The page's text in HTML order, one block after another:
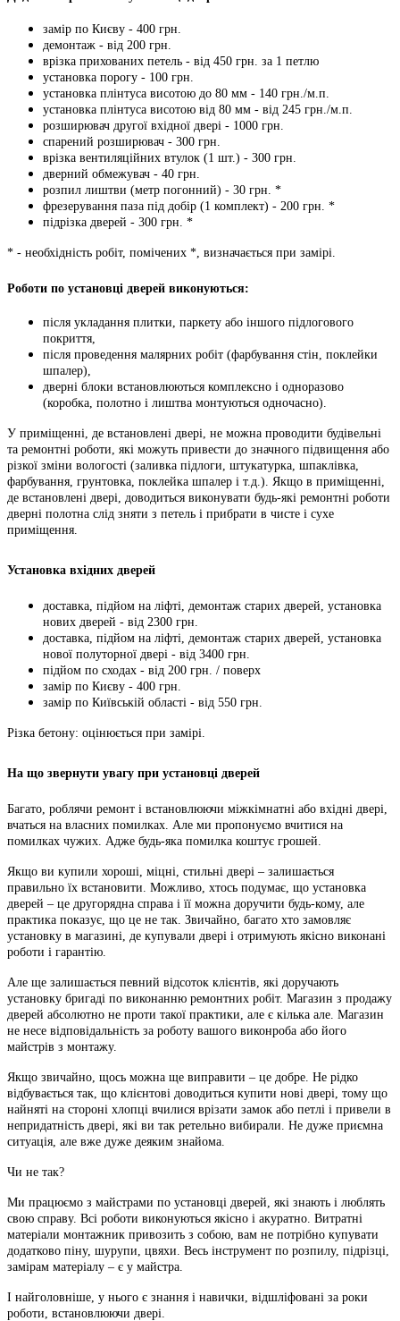
замір по Києву - 400 грн.
демонтаж - від 200 грн.
врізка прихованих петель - від 450 грн. за 1 петлю
установка порогу - 100 грн.
установка плінтуса висотою до 80 мм - 140 грн./м.п.
установка плінтуса висотою від 80 мм - від 245 грн./м.п.
розширювач другої вхідної двері - 1000 грн.
спарений розширювач - 300 грн.
врізка вентиляційних втулок (1 шт.) - 300 грн.
дверний обмежувач - 40 грн.
розпил лиштви (метр погонний) - 30 грн. *
фрезерування паза під добір (1 комплект) - 200 грн. *
підрізка дверей - 300 грн. *
* - необхідність робіт, помічених *, визначається при замірі.
Роботи по установці дверей виконуються:
після укладання плитки, паркету або іншого підлогового
покриття,
після проведення малярних робіт (фарбування стін, поклейки
шпалер),
дверні блоки встановлюються комплексно і одноразово
(коробка, полотно і лиштва монтуються одночасно).
У приміщенні, де встановлені двері, не можна проводити будівельні
та ремонтні роботи, які можуть привести до значного підвищення або
різкої зміни вологості (заливка підлоги, штукатурка, шпаклівка,
фарбування, грунтовка, поклейка шпалер і т.д.). Якщо в приміщенні,
де встановлені двері, доводиться виконувати будь-які ремонтні роботи
дверні полотна слід зняти з петель і прибрати в чисте і сухе
приміщення.
Установка вхідних дверей
доставка, підйом на ліфті, демонтаж старих дверей, установка
нових дверей - від 2300 грн.
доставка, підйом на ліфті, демонтаж старих дверей, установка
нової полуторної двері - від 3400 грн.
підйом по сходах - від 200 грн. / поверх
замір по Києву - 400 грн.
замір по Київській області - від 550 грн.
Різка бетону: оцінюється при замірі.
На що звернути увагу при установці дверей
Багато, роблячи ремонт і встановлюючи міжкімнатні або вхідні двері,
вчаться на власних помилках. Але ми пропонуємо вчитися на
помилках чужих. Адже будь-яка помилка коштує грошей.
Якщо ви купили хороші, міцні, стильні двері – залишається
правильно їх встановити. Можливо, хтось подумає, що установка
дверей – це другорядна справа і її можна доручити будь-кому, але
практика показує, що це не так. Звичайно, багато хто замовляє
установку в магазині, де купували двері і отримують якісно виконані
роботи і гарантію.
Але ще залишається певний відсоток клієнтів, які доручають
установку бригаді по виконанню ремонтних робіт. Магазин з продажу
дверей абсолютно не проти такої практики, але є кілька але. Магазин
не несе відповідальність за роботу вашого виконроба або його
майстрів з монтажу.
Якщо звичайно, щось можна ще виправити – це добре. Не рідко
відбувається так, що клієнтові доводиться купити нові двері, тому що
найняті на стороні хлопці вчилися врізати замок або петлі і привели в
непридатність двері, які ви так ретельно вибирали. Не дуже приємна
ситуація, але вже дуже деяким знайома.
Чи не так?
Ми працюємо з майстрами по установці дверей, які знають і люблять
свою справу. Всі роботи виконуються якісно і акуратно. Витратні
матеріали монтажник привозить з собою, вам не потрібно купувати
додатково піну, шурупи, цвяхи. Весь інструмент по розпилу, підрізці,
замірам матеріалу – є у майстра.
І найголовніше, у нього є знання і навички, відшліфовані за роки
роботи, встановлюючи двері.